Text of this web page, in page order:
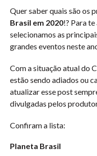
Quer saber quais são os
Brasil em 2020!? Para
selecionamos as
grandes eventos neste
Com a situação atual do
estão sendo adiados ou
atualizar esse post
divulgadas pelos
Confiram a lista:
Planeta Brasil